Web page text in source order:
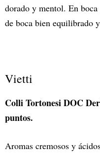
dorado y mentol. En
de boca bien equilibrado
Vietti
Colli Tortonesi DOC
puntos.
Aromas cremosos y